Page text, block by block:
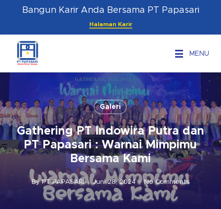
content
Bangun Karir Anda Bersama PT Papasari
Halaman Karir
MENU
Galeri
Gathering PT Indowira Putra dan
PT Papasari : Warnai Mimpimu
Bersama Kami
By PT PAPASARI Juni 28, 2024 No Comments
Menu